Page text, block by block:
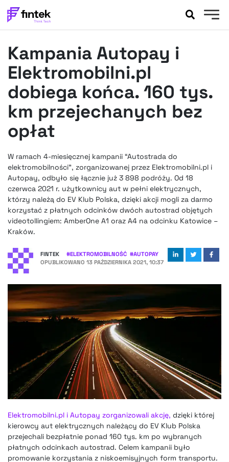
BANKOWOŚĆ
EVENTY
FELIETONY
WYWIADY
LEGAL
PODCASTY
FINTEKEXTRA
OKIEM EKSPERTA
Kampania Autopay i
Elektromobilni.pl
dobiega końca. 160 tys.
km przejechanych bez
opłat
W ramach 4-miesięcznej kampanii “Autostrada do
elektromobilności”, zorganizowanej przez Elektromobilni.pl i
Autopay, odbyło się łącznie już 3 898 podróży. Od 18
czerwca 2021 r. użytkownicy aut w pełni elektrycznych,
którzy należą do EV Klub Polska, dzięki akcji mogli za darmo
korzystać z płatnych odcinków dwóch autostrad objętych
videotollingiem: AmberOne A1 oraz A4 na odcinku Katowice –
Kraków.
FINTEK #ELEKTROMOBILNOŚĆ #AUTOPAY
OPUBLIKOWANO 13 PAŹDZIERNIKA 2021, 10:37
Elektromobilni.pl i Autopay zorganizowali akcję, dzięki której
kierowcy aut elektrycznych należący do EV Klub Polska
przejechali bezpłatnie ponad 160 tys. km po wybranych
płatnych odcinkach autostrad. Celem kampanii było
promowanie korzystania z niskoemisyjnych form transportu.